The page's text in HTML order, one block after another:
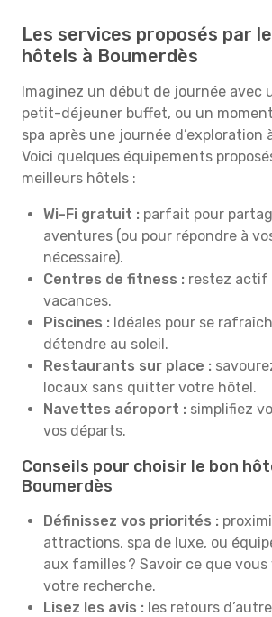
Les services proposés par
hôtels à Boumerdès
Imaginez un début de journée avec
petit-déjeuner buffet, ou un
spa après une journée d’exploration
Voici quelques équipements
meilleurs hôtels :
Wi-Fi gratuit : parfait pour
aventures (ou pour répondre à
nécessaire).
Centres de fitness : restez actif
vacances.
Piscines : Idéales pour se
détendre au soleil.
Restaurants sur place :
locaux sans quitter votre hôtel.
Navettes aéroport : simplifiez
vos départs.
Conseils pour choisir le bon
Boumerdès
Définissez vos priorités :
attractions, spa de luxe, ou
aux familles ? Savoir ce que
votre recherche.
Lisez les avis : les retours